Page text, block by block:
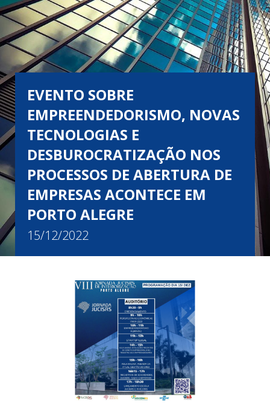
EVENTO SOBRE
EMPREENDEDORISMO, NOVAS
TECNOLOGIAS E
DESBUROCRATIZAÇÃO NOS
PROCESSOS DE ABERTURA DE
EMPRESAS ACONTECE EM
PORTO ALEGRE
15/12/2022